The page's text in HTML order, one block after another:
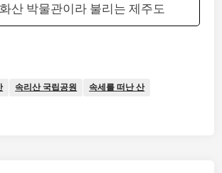
산 박물관이라 불리는 제주도
속리산 국립공원 속세를 떠난 산